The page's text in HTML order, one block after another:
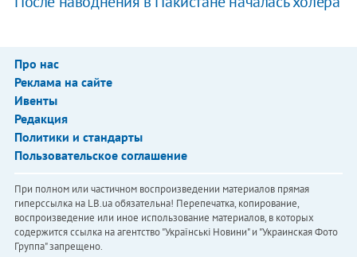
Про нас
Реклама на сайте
Ивенты
Редакция
Политики и стандарты
Пользовательское соглашение
При полном или частичном воспроизведении материалов прямая
гиперссылка на LB.ua обязательна! Перепечатка, копирование,
воспроизведение или иное использование материалов, в которых
содержится ссылка на агентство "Українськi Новини" и "Украинская Фото
Группа" запрещено.